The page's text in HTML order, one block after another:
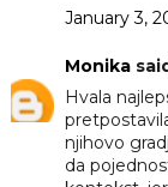
January 3,
Monika
Hvala
njihovo
da